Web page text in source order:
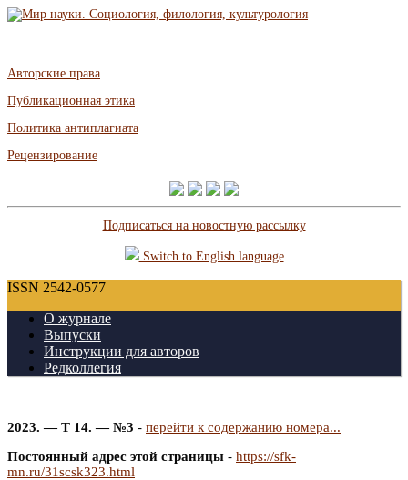
Авторские права
Публикационная этика
Политика антиплагиата
Рецензирование
Подписаться на новостную рассылку
Switch to English language
ISSN 2542-0577
О журнале
Выпуски
Инструкции для авторов
Редколлегия
2023. — Т 14. — №3 - перейти к содержанию номера...
Постоянный адрес этой страницы - https://sfk-
mn.ru/31scsk323.html